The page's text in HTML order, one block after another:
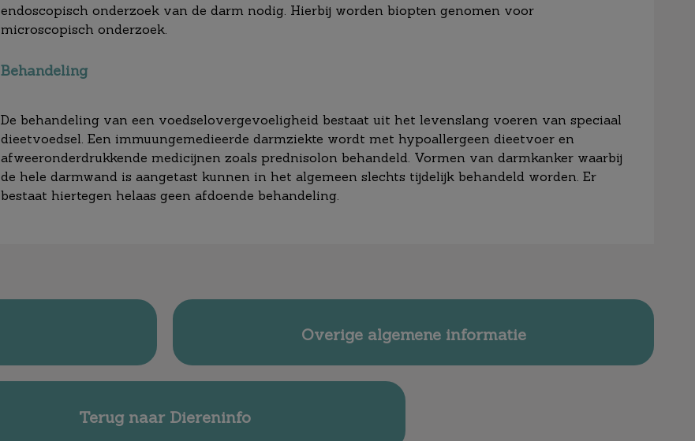
endoscopisch onderzoek van de darm nodig. Hierbij worden biopten genomen voor
microscopisch onderzoek.
Behandeling
De behandeling van een voedselovergevoeligheid bestaat uit het levenslang voeren van speciaal
dieetvoedsel. Een immuungemedieerde darmziekte wordt met hypoallergeen dieetvoer en
afweeronderdrukkende medicijnen zoals prednisolon behandeld. Vormen van darmkanker waarbij
de hele darmwand is aangetast kunnen in het algemeen slechts tijdelijk behandeld worden. Er
bestaat hiertegen helaas geen afdoende behandeling.
Overige algemene informatie
Terug naar Diereninfo